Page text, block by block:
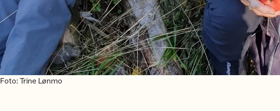
Foto: Trine Lønmo